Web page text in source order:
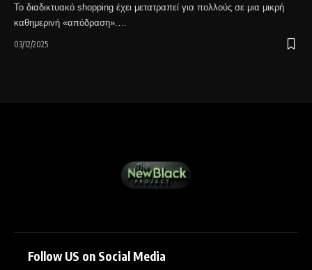
Το διαδικτυακό shopping έχει μετατραπεί για πολλούς σε μια μικρή
καθημερινή «απόδραση».…
03/12/2025
Follow US on Social Media